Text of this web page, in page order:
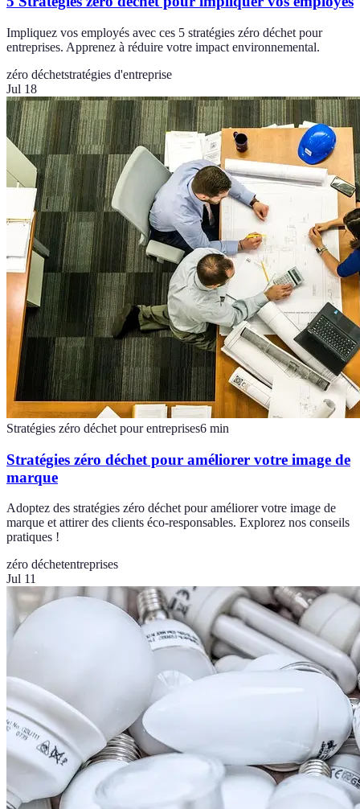
Impliquez vos employés avec ces 5 stratégies zéro déchet pour
entreprises. Apprenez à réduire votre impact environnemental.
zéro déchetstratégies d'entreprise
Jul 18
Stratégies zéro déchet pour entreprises6 min
Stratégies zéro déchet pour améliorer votre image de
marque
Adoptez des stratégies zéro déchet pour améliorer votre image de
marque et attirer des clients éco-responsables. Explorez nos conseils
pratiques !
zéro déchetentreprises
Jul 11